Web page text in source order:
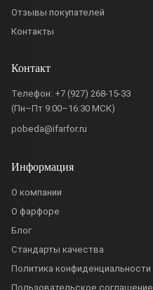
Отзывы покупателей
Контакты
Контакт
Телефон: +7 (927) 268-15-33
(Пн–Пт 9:00–16:30 МСК)
pobeda@ifarfor.ru
Информация
О компании
О фарфоре
Блог
Стандарты качества
Политика конфиденциальности
Пользовательское соглашение